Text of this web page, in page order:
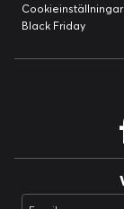
Cookieinställningar
Black Friday